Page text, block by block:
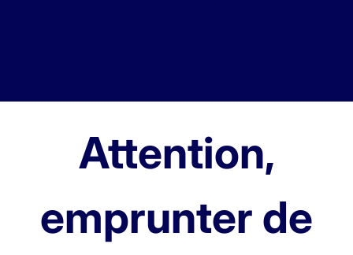
Attention,
emprunter de